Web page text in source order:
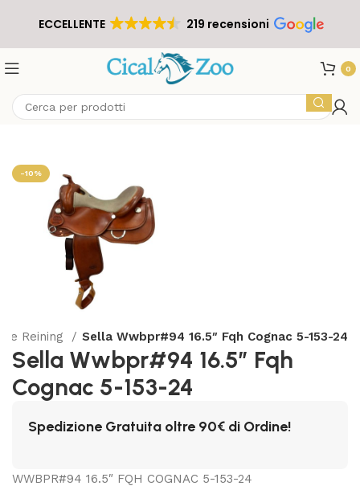
ECCELLENTE 219 recensioni
0
-10%
Reining Sella Wwbpr#94 16.5″ Fqh Cognac 5-153-24
Sella Wwbpr#94 16.5″ Fqh
Cognac 5-153-24
Spedizione Gratuita oltre 90€ di Ordine!
WWBPR#94 16.5″ FQH COGNAC 5-153-24